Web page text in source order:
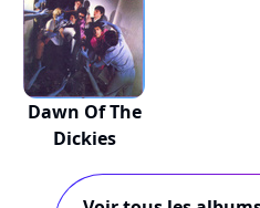
Dawn Of The
Dickies